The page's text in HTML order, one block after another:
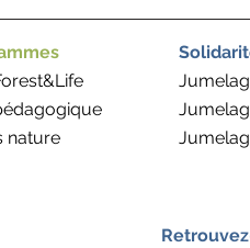
&
nature